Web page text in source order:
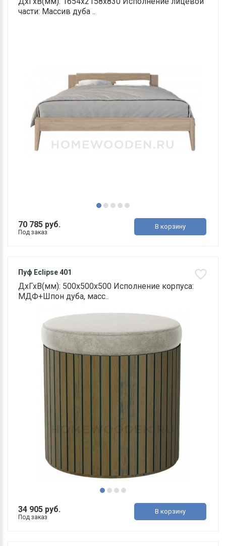
части: Массив дуба ..
70 785 руб.
Под заказ
В корзину
Пуф Eclipse 401
ДхГхВ(мм): 500х500х500 Исполнение корпуса:
МДФ+Шпон дуба, масс..
34 905 руб.
Под заказ
В корзину